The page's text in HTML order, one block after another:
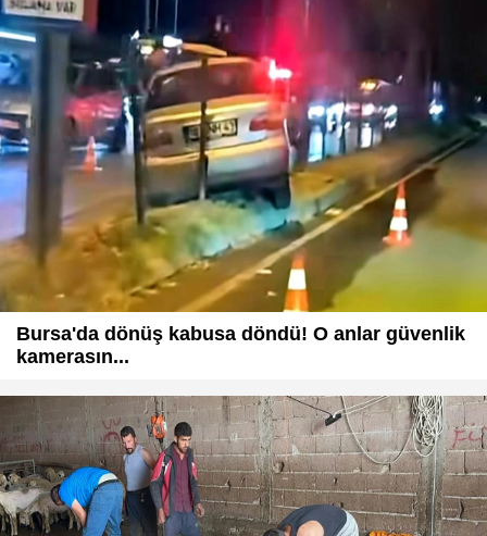
Bursa'da dönüş kabusa döndü! O anlar güvenlik
kamerasın...